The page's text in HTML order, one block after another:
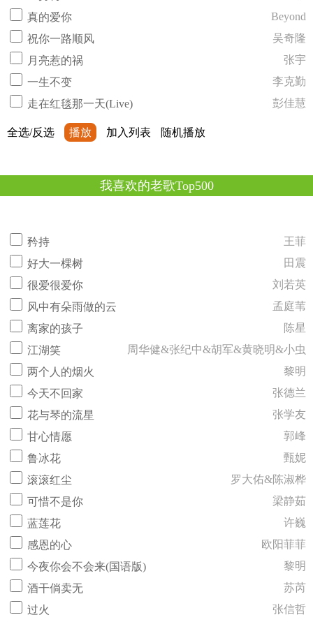
真的爱你
Beyond
祝你一路顺风
吴奇隆
月亮惹的祸
张宇
一生不变
李克勤
走在红毯那一天(Live)
彭佳慧
全选/反选 播放 加入列表 随机播放
我喜欢的老歌Top500
矜持
王菲
好大一棵树
田震
很爱很爱你
刘若英
风中有朵雨做的云
孟庭苇
离家的孩子
陈星
江湖笑
周华健&张纪中&胡军&黄晓明&小虫
两个人的烟火
黎明
今天不回家
张德兰
花与琴的流星
张学友
甘心情愿
郭峰
鲁冰花
甄妮
滚滚红尘
罗大佑&陈淑桦
可惜不是你
梁静茹
蓝莲花
许巍
感恩的心
欧阳菲菲
今夜你会不会来(国语版)
黎明
酒干倘卖无
苏芮
过火
张信哲